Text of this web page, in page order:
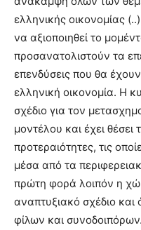
ελληνικής οικονομίας
να αξιοποιηθεί το
προσανατολιστούν τα
επενδύσεις που θα
ελληνική οικονομία. Η
σχέδιο για τον
μοντέλου και έχει θέσει
προτεραιότητες, τις
μέσα από τα
πρώτη φορά λοιπόν η
αναπτυξιακό σχέδιο και
φίλων και